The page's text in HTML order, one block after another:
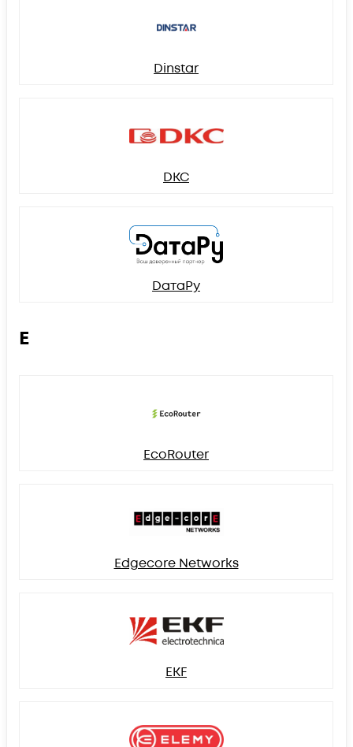
Dinstar
DKC
DатаРу
E
EcoRouter
Edgecore Networks
EKF